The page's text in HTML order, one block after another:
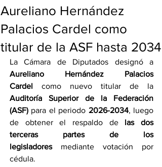
Aureliano Hernández
Palacios Cardel como
titular de la ASF hasta 2034
Aureliano Hernández Palacios
Cardel
Auditoría Superior de la Federación
(ASF) para el periodo 2026-2034, luego
de obtener el respaldo de las dos
terceras partes de los
legisladores mediante votación por
cédula.